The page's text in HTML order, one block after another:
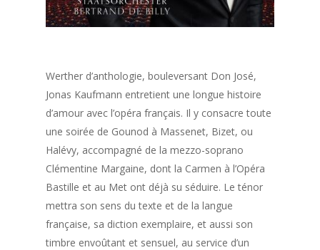
Werther d’anthologie, bouleversant Don José,
Jonas Kaufmann entretient une longue histoire
d’amour avec l’opéra français. Il y consacre toute
une soirée de Gounod à Massenet, Bizet, ou
Halévy, accompagné de la mezzo-soprano
Clémentine Margaine, dont la Carmen à l’Opéra
Bastille et au Met ont déjà su séduire. Le ténor
mettra son sens du texte et de la langue
française, sa diction exemplaire, et aussi son
timbre envoûtant et sensuel, au service d’un